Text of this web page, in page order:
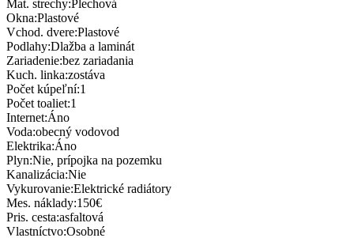
Mat. strechy:Plechová
Okna:Plastové
Vchod. dvere:Plastové
Podlahy:Dlažba a laminát
Zariadenie:bez zariadania
Kuch. linka:zostáva
Počet kúpeľní:1
Počet toaliet:1
Internet:Áno
Voda:obecný vodovod
Elektrika:Áno
Plyn:Nie, prípojka na pozemku
Kanalizácia:Nie
Vykurovanie:Elektrické radiátory
Mes. náklady:150€
Pris. cesta:asfaltová
Vlastníctvo:Osobné